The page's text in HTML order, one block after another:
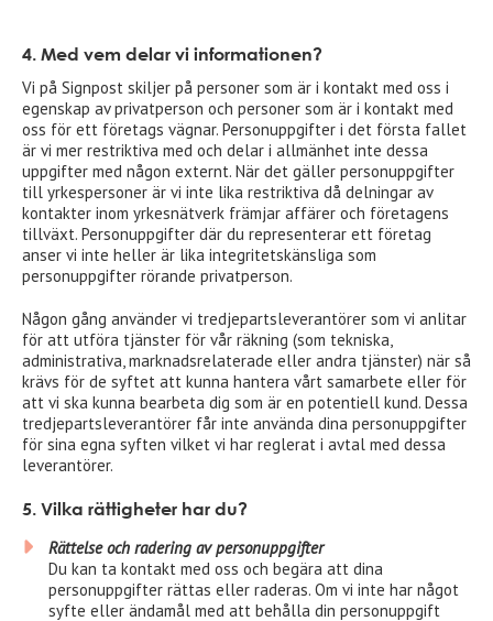
4. Med vem delar vi informationen?
Vi på Signpost skiljer på personer som är i kontakt med oss i
egenskap av privatperson och personer som är i kontakt med
oss för ett företags vägnar. Personuppgifter i det första fallet
är vi mer restriktiva med och delar i allmänhet inte dessa
uppgifter med någon externt. När det gäller personuppgifter
till yrkespersoner är vi inte lika restriktiva då delningar av
kontakter inom yrkesnätverk främjar affärer och företagens
tillväxt. Personuppgifter där du representerar ett företag
anser vi inte heller är lika integritetskänsliga som
personuppgifter rörande privatperson.
Någon gång använder vi tredjepartsleverantörer som vi anlitar
för att utföra tjänster för vår räkning (som tekniska,
administrativa, marknadsrelaterade eller andra tjänster) när så
krävs för de syftet att kunna hantera vårt samarbete eller för
att vi ska kunna bearbeta dig som är en potentiell kund. Dessa
tredjepartsleverantörer får inte använda dina personuppgifter
för sina egna syften vilket vi har reglerat i avtal med dessa
leverantörer.
5. Vilka rättigheter har du?
Rättelse och radering av personuppgifter
Du kan ta kontakt med oss och begära att dina
personuppgifter rättas eller raderas. Om vi inte har något
syfte eller ändamål med att behålla din personuppgift